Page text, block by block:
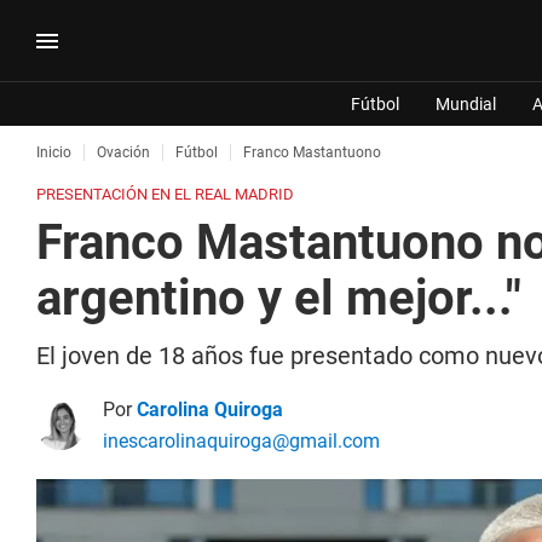
Fútbol Mundial
Inicio Ovación Fútbol Franco Mastantuono
PRESENTACIÓN EN EL REAL MADRID
Franco Mastantuono
argentino y el mejor..."
El joven de 18 años fue presentado como
PorCarolina Quiroga
inescarolinaquiroga@gmail.com